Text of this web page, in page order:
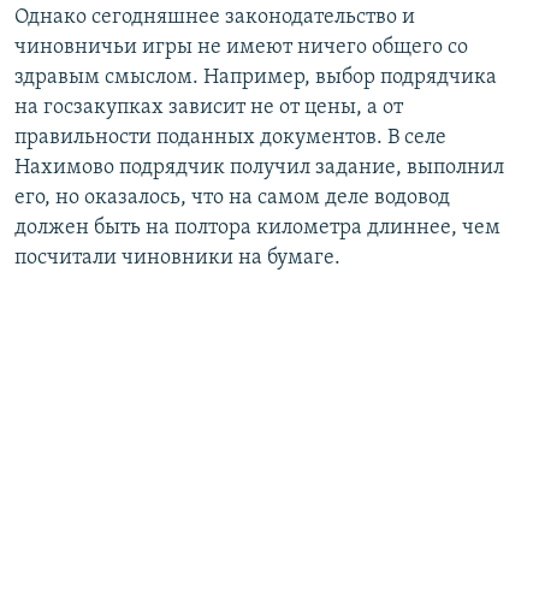
Однако сегодняшнее законодательство и
чиновничьи игры не имеют ничего общего со
здравым смыслом. Например, выбор подрядчика
на госзакупках зависит не от цены, а от
правильности поданных документов. В селе
Нахимово подрядчик получил задание, выполнил
его, но оказалось, что на самом деле водовод
должен быть на полтора километра длиннее, чем
посчитали чиновники на бумаге.